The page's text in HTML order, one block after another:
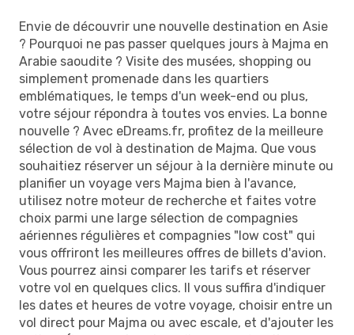
Envie de découvrir une nouvelle destination en Asie
? Pourquoi ne pas passer quelques jours à Majma en
Arabie saoudite ? Visite des musées, shopping ou
simplement promenade dans les quartiers
emblématiques, le temps d'un week-end ou plus,
votre séjour répondra à toutes vos envies. La bonne
nouvelle ? Avec eDreams.fr, profitez de la meilleure
sélection de vol à destination de Majma. Que vous
souhaitiez réserver un séjour à la dernière minute ou
planifier un voyage vers Majma bien à l'avance,
utilisez notre moteur de recherche et faites votre
choix parmi une large sélection de compagnies
aériennes régulières et compagnies "low cost" qui
vous offriront les meilleures offres de billets d'avion.
Vous pourrez ainsi comparer les tarifs et réserver
votre vol en quelques clics. Il vous suffira d'indiquer
les dates et heures de votre voyage, choisir entre un
vol direct pour Majma ou avec escale, et d'ajouter les